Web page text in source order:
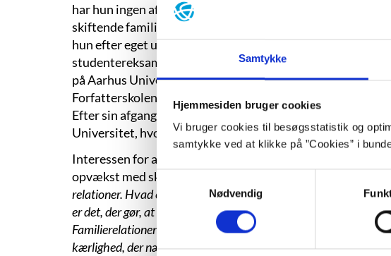
Samtykke
Hjemmesiden bruger cookies
Vi bruger cookies til besøgsstatistik og
samtykke ved at klikke på ”Cookies” i
Samtykkevalg
Nødvendig
har hun ingen af, men til gengæld har hun haft en del
skiftende familierelationer. I folkeskoletiden, som hun
hun efter eget udsagn glad for dansktimerne og god til at
studentereksamen fra Risskov Amtsgymnasium læste hun
på Aarhus Universitet, hvor hun blev bachelor. Inden hun
Forfatterskolen i København i 2008, havde hun et sabbatår
Efter sin afgang fra Forfatterskolen har Pilgaard læst dansk
Universitet, hvor hun blev cand.mag. i 2012.
Interessen for at undersøge og beskrive familierelationer
opvækst med skiftende familiekonstellationer:
relationer. Hvad er det, der gør, om mennesker fatter sympati
er det, der gør, at de ikke forstår hinanden, og præcis hvornår
Familierelationen interesserer mig, fordi en gruppe mennesker er
kærlighed, der nærmest er dem pålagt og ikke tilvalgt (på